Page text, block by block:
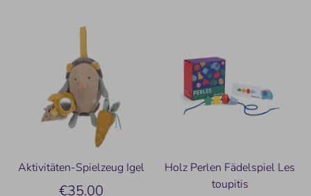
Aktivitäten-Spielzeug Igel
€35.00
Holz Perlen Fädelspiel Les
toupitis